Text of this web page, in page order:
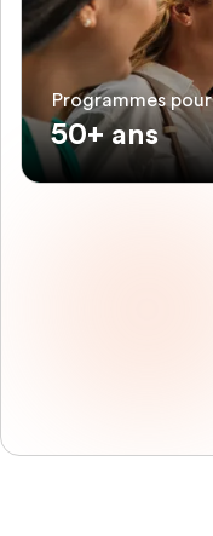
Programmes pour
50+ ans